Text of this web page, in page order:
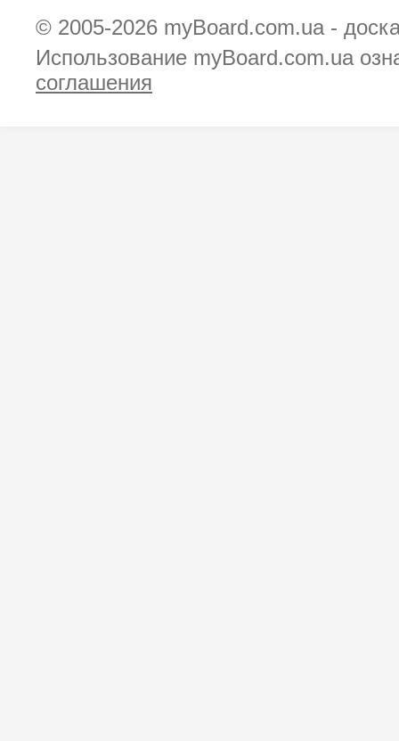
© 2005-2026 myBoard.com.ua -
Использование myBoard.com.ua
соглашения